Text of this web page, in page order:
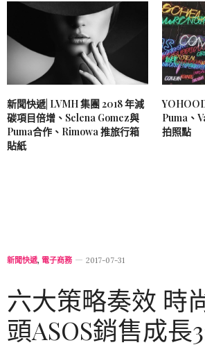
新聞快遞| LVMH 集團 2018 年減
碳項目倍增、Selena Gomez與
Puma合作、Rimowa 推旅行箱
貼紙
Puma、
拍照點
新聞快遞, 電子商務 2017-07-31
六大策略奏效 時
頭ASOS銷售成長